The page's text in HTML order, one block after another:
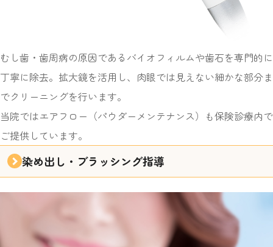
むし歯・歯周病の原因であるバイオフィルムや歯石を専門的に
丁寧に除去。拡大鏡を活用し、肉眼では見えない細かな部分ま
でクリーニングを行います。
当院ではエアフロー（パウダーメンテナンス）も保険診療内で
ご提供しています。
染め出し・ブラッシング指導